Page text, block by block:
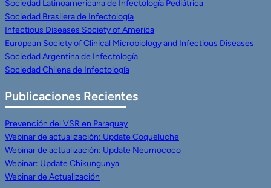
Sociedad Latinoamericana de Infectología Pediátrica
Sociedad Brasilera de Infectología
Infectious Diseases Society of America
European Society of Clinical Microbiology and Infectious Diseases
Sociedad Argentina de Infectología
Sociedad Chilena de Infectología
Publicaciones Recientes
Prevención del VSR en Paraguay
Webinar de actualización: Update Coqueluche
Webinar de actualización: Update Neumococo
Webinar: Update Chikungunya
Webinar de Actualización